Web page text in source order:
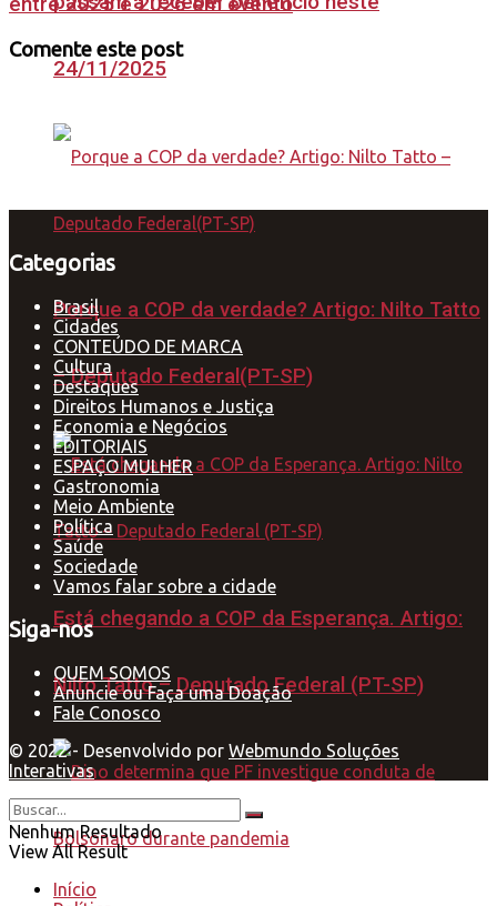
24/11/2025
Porque a COP da verdade? Artigo: Nilto Tatto
– Deputado Federal(PT-SP)
Está chegando a COP da Esperança. Artigo:
Nilto Tatto – Deputado Federal (PT-SP)
Comente este post
Categorias
Brasil
Cidades
CONTEÚDO DE MARCA
Cultura
Destaques
Direitos Humanos e Justiça
Economia e Negócios
EDITORIAIS
ESPAÇO MULHER
Gastronomia
Meio Ambiente
Política
Saúde
Sociedade
Vamos falar sobre a cidade
Siga-nos
QUEM SOMOS
Anuncie ou Faça uma Doação
Fale Conosco
© 2022 - Desenvolvido por Webmundo Soluções
Interativas
Nenhum Resultado
View All Result
Início